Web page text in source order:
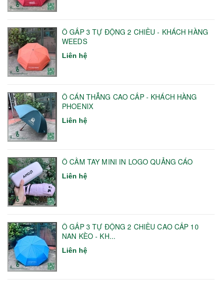
Ô GẤP 3 TỰ ĐỘNG 2 CHIỀU - KHÁCH HÀNG
WEEDS
Liên hệ
Ô CÁN THẲNG CAO CẤP - KHÁCH HÀNG
PHOENIX
Liên hệ
Ô CẦM TAY MINI IN LOGO QUẢNG CÁO
Liên hệ
Ô GẤP 3 TỰ ĐỘNG 2 CHIỀU CAO CẤP 10
NAN KÈO - KH...
Liên hệ